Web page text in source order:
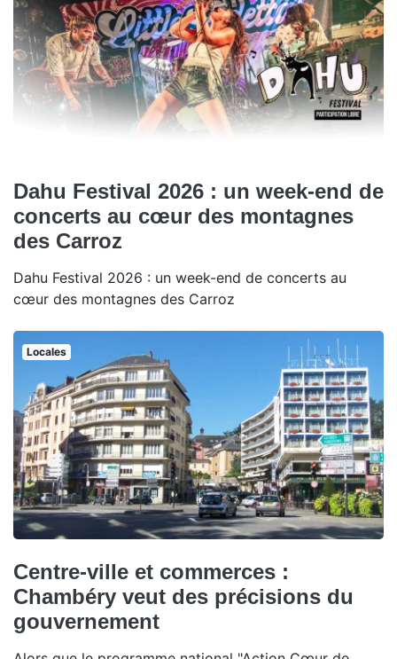
Dahu Festival 2026 : un week-end de
concerts au cœur des montagnes
des Carroz
Dahu Festival 2026 : un week-end de concerts au
cœur des montagnes des Carroz
Locales
Centre-ville et commerces :
Chambéry veut des précisions du
gouvernement